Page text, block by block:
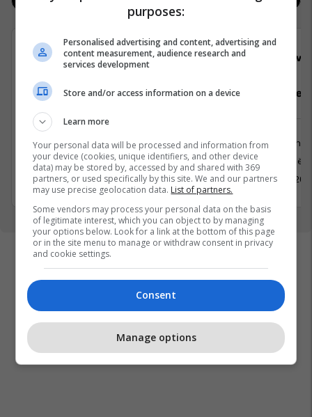
Viva Fresh Store
Pranues Malli, Arkatare, Sektorist/e
Shërbime te Klientëve
Prishtinë
31 Maj 2026
Prishtinë
31 Maj
purposes:
Personalised advertising and content, advertising and
content measurement, audience research and
services development
Store and/or access information on a device
Learn more
Your personal data will be processed and information from
your device (cookies, unique identifiers, and other device
data) may be stored by, accessed by and shared with 369
partners, or used specifically by this site. We and our partners
may use precise geolocation data. List of partners.
Some vendors may process your personal data on the basis
of legitimate interest, which you can object to by managing
your options below. Look for a link at the bottom of this page
or in the site menu to manage or withdraw consent in privacy
and cookie settings.
Consent
Manage options